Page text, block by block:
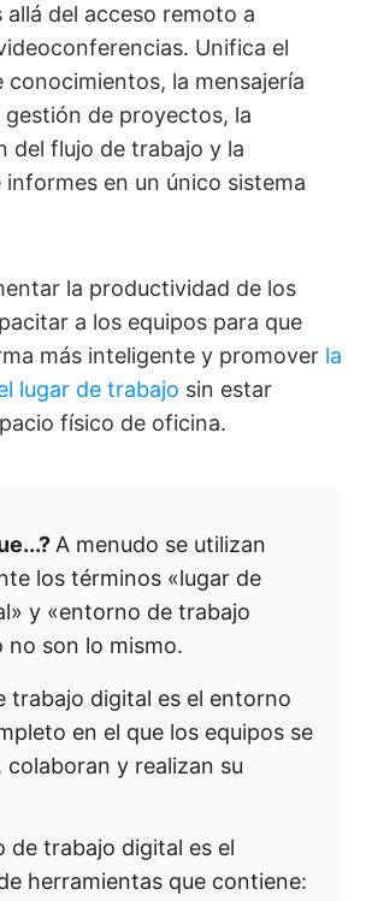
allá del acceso remoto a
Unifica el
conocimientos, la mensajería
gestión de proyectos, la
del flujo de trabajo y la
informes en un único sistema
la productividad de los
a los equipos para que
más inteligente y promover la
lugar de trabajo sin estar
físico de oficina.
A menudo se utilizan
los términos «lugar de
y «entorno de trabajo
no son lo mismo.
trabajo digital es el entorno
en el que los equipos se
colaboran y realizan su
de trabajo digital es el
herramientas que contiene: